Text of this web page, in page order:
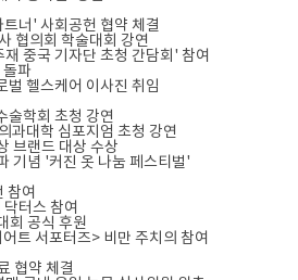
너' 사회공헌 협약 체결
협의회 학술대회 강연
중국 기자단 초청 간담회' 참여
파
벌 헬스케어 이사진 취임
술학회 초청 강연
과대학 심포지엄 초청 강연
브랜드 대상 수상
기념 '커진 옷 나눔 페스티벌'
참여
터스 참여
회 공식 후원
트 서포터즈> 비만 주치의 참여
협약 체결